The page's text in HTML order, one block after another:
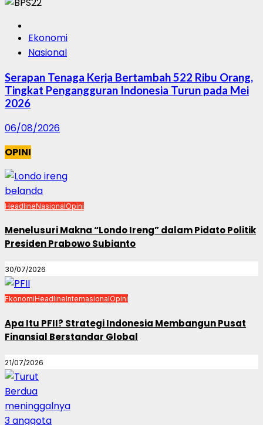
Ekonomi
Nasional
Serapan Tenaga Kerja Bertambah 522 Ribu Orang,
Tingkat Pengangguran Indonesia Turun pada Mei
2026
06/08/2026
OPINI
HeadlineNasionalOpini
Menelusuri Makna “Londo Ireng” dalam Pidato Politik
Presiden Prabowo Subianto
30/07/2026
EkonomiHeadlineInternasionalOpini
Apa Itu PFII? Strategi Indonesia Membangun Pusat
Finansial Berstandar Global
21/07/2026